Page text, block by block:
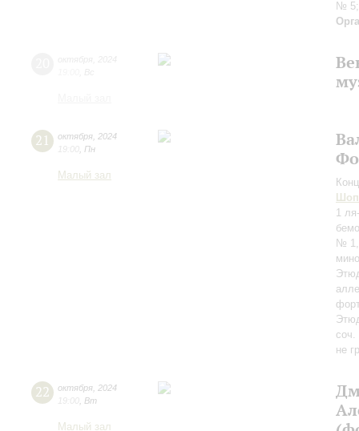
№
21 октября 2024
19:00 Пн
Малый зал
1
№ 1,
не
22 октября 2024
19:00 Вт
Малый зал